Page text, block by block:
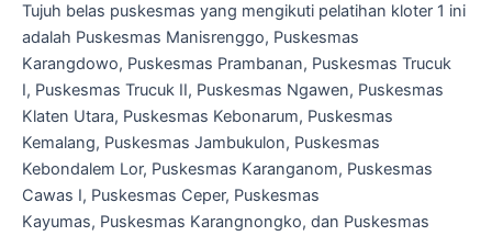
Tujuh belas puskesmas yang mengikuti pelatihan kloter 1 ini
adalah Puskesmas Manisrenggo, Puskesmas
Karangdowo, Puskesmas Prambanan, Puskesmas Trucuk
I, Puskesmas Trucuk II, Puskesmas Ngawen, Puskesmas
Klaten Utara, Puskesmas Kebonarum, Puskesmas
Kemalang, Puskesmas Jambukulon, Puskesmas
Kebondalem Lor, Puskesmas Karanganom, Puskesmas
Cawas I, Puskesmas Ceper, Puskesmas
Kayumas, Puskesmas Karangnongko, dan Puskesmas